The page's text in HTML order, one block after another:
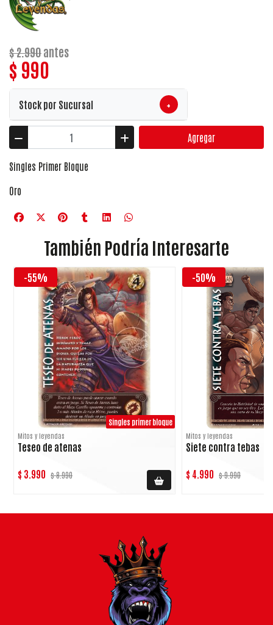
$ 2.990antes
$ 990
Stock por Sucursal +
Agregar
Singles Primer Bloque
Oro
También Podría Interesarte
-55%
Singles primer bloque
Mitos y leyendas
Teseo de atenas
$ 3.990 $ 8.990
-50%
Mitos y leyendas
Siete contra tebas
$ 4.990 $ 9.990